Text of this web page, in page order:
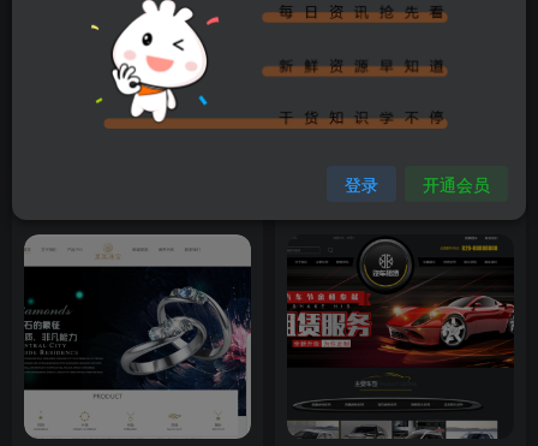
易优cms一直提示升级，如何
关闭系统升级提醒
「自适应手机端」响应式互联
付费资源 ￥9.9
登录 开通会员